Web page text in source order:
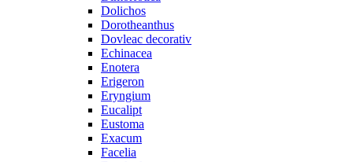
Dolichos
Dorotheanthus
Dovleac decorativ
Echinacea
Enotera
Erigeron
Eryngium
Eucalipt
Eustoma
Exacum
Facelia